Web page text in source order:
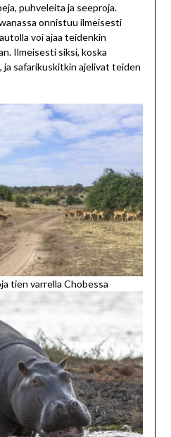
puhveleita ja seeproja.
onnistuu ilmeisesti
voi ajaa teidenkin
Ilmeisesti siksi, koska
ja safarikuskitkin ajelivat teiden
tien varrella Chobessa